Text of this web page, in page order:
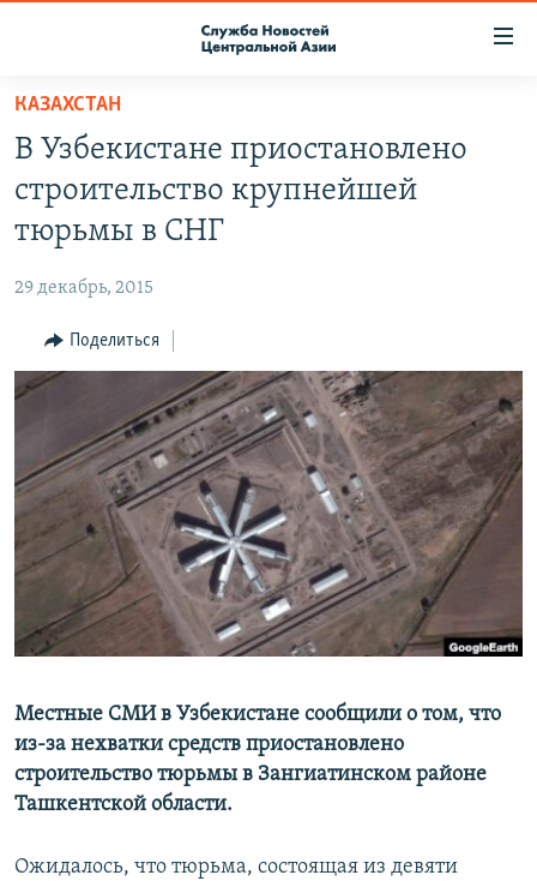
Вернуться
основному
содержанию
Вернутся
главной
навигации
Вернутся
поиску
О ПРОЕКТЕ
КОНТАКТЫ
НАСТОЯЩЕЕ ВРЕМЯ
МИГРАНТ МЕДИА
КАЗАХСТАН
В Узбекистане приостановлено
строительство крупнейшей
тюрьмы в СНГ
29 декабрь, 2015
Поделиться
Местные СМИ в Узбекистане сообщили о том, что
из-за нехватки средств приостановлено
строительство тюрьмы в Зангиатинском районе
Ташкентской области.
Ожидалось, что тюрьма, состоящая из девяти